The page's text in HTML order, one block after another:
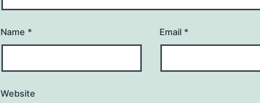
Name * Email *
Website